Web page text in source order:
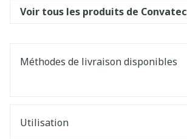
Voir tous les produits de Convatec
Méthodes de livraison disponibles
Utilisation